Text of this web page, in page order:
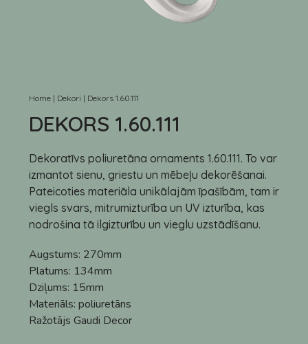
Home | Dekori | Dekors 1.60.111
DEKORS 1.60.111
Dekoratīvs poliuretāna ornaments 1.60.111. To var
izmantot sienu, griestu un mēbeļu dekorēšanai.
Pateicoties materiāla unikālajām īpašībām, tam ir
viegls svars, mitrumizturība un UV izturība, kas
nodrošina tā ilgizturību un vieglu uzstādīšanu.
Augstums: 270mm
Platums: 134mm
Dziļums: 15mm
Materiāls: poliuretāns
Ražotājs Gaudi Decor